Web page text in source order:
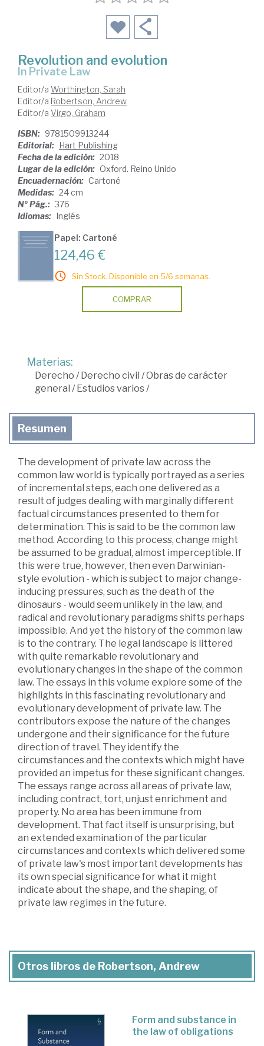
Revolution and evolution
in Private Law
Editor/a Worthington, Sarah
Editor/a Robertson, Andrew
Editor/a Virgo, Graham
ISBN: 9781509913244
Editorial: Hart Publishing
Fecha de la edición: 2018
Lugar de la edición: Oxford. Reino Unido
Encuadernación: Cartoné
Medidas: 24 cm
Nº Pág.: 376
Idiomas: Inglés
Papel: Cartoné
124,46 €
Sin Stock. Disponible en 5/6 semanas.
COMPRAR
Materias:
Derecho /Derecho civil /Obras de carácter
general /Estudios varios /
Resumen
The development of private law across the
common law world is typically portrayed as a series
of incremental steps, each one delivered as a
result of judges dealing with marginally different
factual circumstances presented to them for
determination. This is said to be the common law
method. According to this process, change might
be assumed to be gradual, almost imperceptible. If
this were true, however, then even Darwinian-
style evolution - which is subject to major change-
inducing pressures, such as the death of the
dinosaurs - would seem unlikely in the law, and
radical and revolutionary paradigms shifts perhaps
impossible. And yet the history of the common law
is to the contrary. The legal landscape is littered
with quite remarkable revolutionary and
evolutionary changes in the shape of the common
law. The essays in this volume explore some of the
highlights in this fascinating revolutionary and
evolutionary development of private law. The
contributors expose the nature of the changes
undergone and their significance for the future
direction of travel. They identify the
circumstances and the contexts which might have
provided an impetus for these significant changes.
The essays range across all areas of private law,
including contract, tort, unjust enrichment and
property. No area has been immune from
development. That fact itself is unsurprising, but
an extended examination of the particular
circumstances and contexts which delivered some
of private law's most important developments has
its own special significance for what it might
indicate about the shape, and the shaping, of
private law regimes in the future.
Otros libros de Robertson, Andrew
Form and substance in
the law of obligations